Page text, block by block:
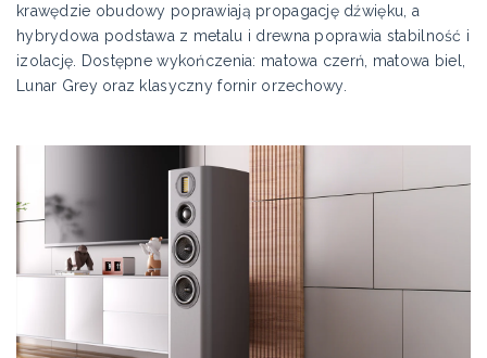
krawędzie obudowy poprawiają propagację dźwięku, a
hybrydowa podstawa z metalu i drewna poprawia stabilność i
izolację. Dostępne wykończenia: matowa czerń, matowa biel,
Lunar Grey oraz klasyczny fornir orzechowy.